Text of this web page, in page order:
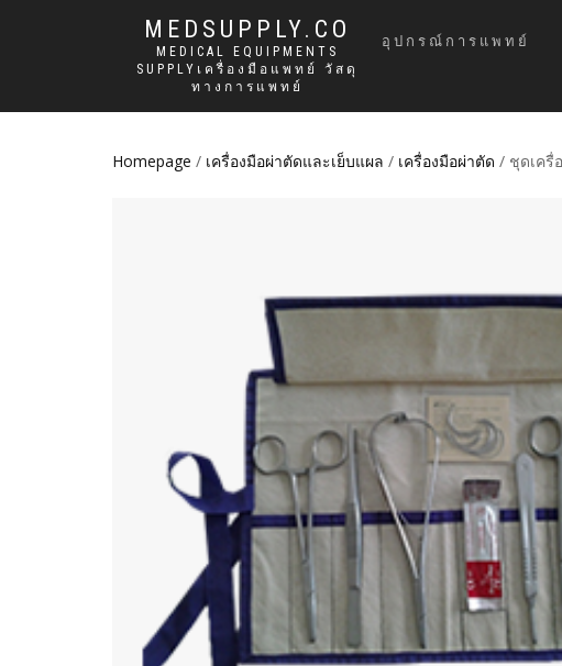
MEDSUPPLY.CO
MEDICAL EQUIPMENTS
SUPPLYเครื่องมือแพทย์ วัสดุ
ทางการแพทย์
อุปกรณ์การแพทย์
Homepage / เครื่องมือผ่าตัดและเย็บแผล / เครื่องมือผ่าตัด / ชุดเครื่